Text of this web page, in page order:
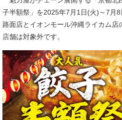
子半額祭」を2025年7月1日(火)～7月8
路面店とイオンモール沖縄ライカム店
店舗は対象外です。